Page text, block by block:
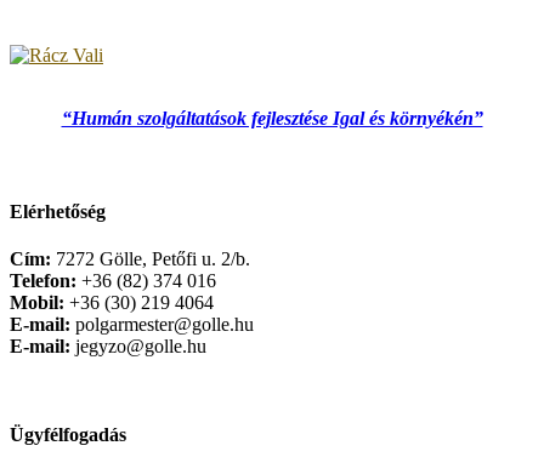
“Humán szolgáltatások fejlesztése Igal és környékén”
Elérhetőség
Cím: 7272 Gölle, Petőfi u. 2/b.
Telefon: +36 (82) 374 016
Mobil: +36 (30) 219 4064
E-mail: polgarmester@golle.hu
E-mail: jegyzo@golle.hu
Ügyfélfogadás